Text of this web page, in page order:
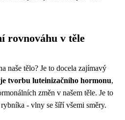
rovnováhu v těle
naše tělo? Je to docela zajímavý
tvorbu luteinizačního hormonu,
změn v našem těle. Je to
- vlny se šíří všemi směry.